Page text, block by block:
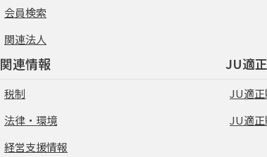
会員検索
関連法人
関連情報
税制
法律・環境
経営支援情報
JU適
JU適
JU適